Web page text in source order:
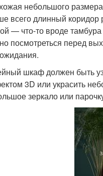
небольшого
всего длинный коридор
— что-то вроде
посмотреться перед
шкаф должен быть
3D или украсить
зеркало или